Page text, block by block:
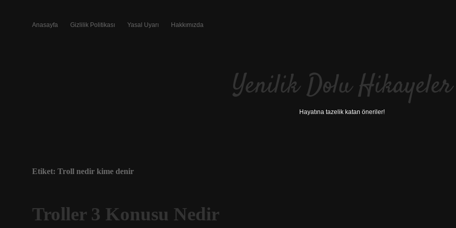
Anasayfa Gizlilik Politikası Yasal Uyarı Hakkımızda
Yenilik Dolu Hikayeler
Hayatına tazelik katan öneriler!
Etiket: Troll nedir kime denir
Troller 3 Konusu Nedir